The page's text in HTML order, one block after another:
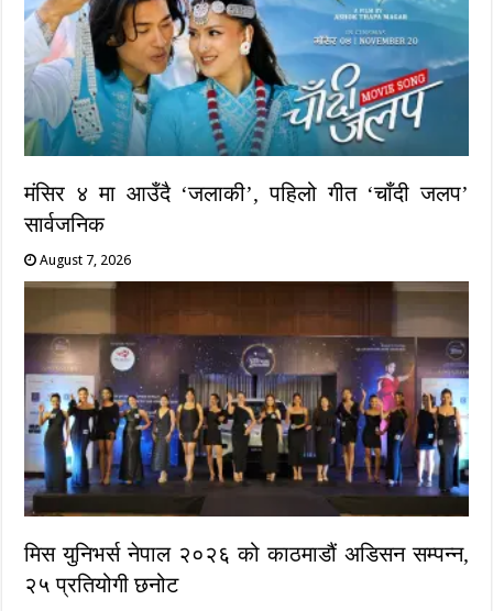
मंसिर ४ मा आउँदै ‘जलाकी’, पहिलो गीत ‘चाँदी जलप’
सार्वजनिक
August 7, 2026
मिस युनिभर्स नेपाल २०२६ को काठमाडौं अडिसन सम्पन्न,
२५ प्रतियोगी छनोट